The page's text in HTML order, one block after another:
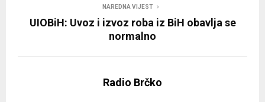
NAREDNA VIJEST
UIOBiH: Uvoz i izvoz roba iz BiH obavlja se
normalno
Radio Brčko